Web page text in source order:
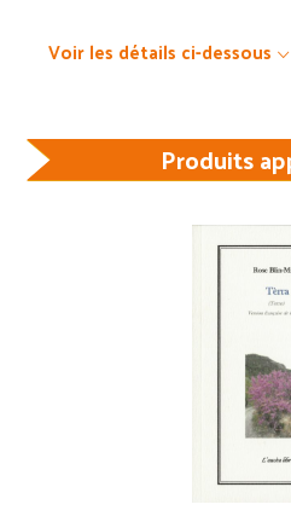
Voir les détails ci-dessous
Produits